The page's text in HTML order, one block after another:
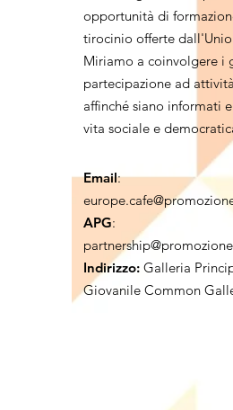
opportunità di
tirocinio offerte
Miriamo a coinvolgere i
partecipazione ad
affinché siano informati
vita sociale e
Email:
APG:
Indirizzo: Galleria
Giovanile Common